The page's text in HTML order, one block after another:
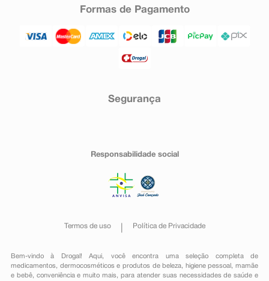
Formas de Pagamento
Segurança
Responsabilidade social
Termos de uso Política de Privacidade
Bem-vindo à Drogal! Aqui, você encontra uma seleção completa de
medicamentos , dermocosméticos e produtos de beleza, higiene pessoal ,mamãe
e bebê, conveniênciae muito mais, para atender suas necessidades de saúde e